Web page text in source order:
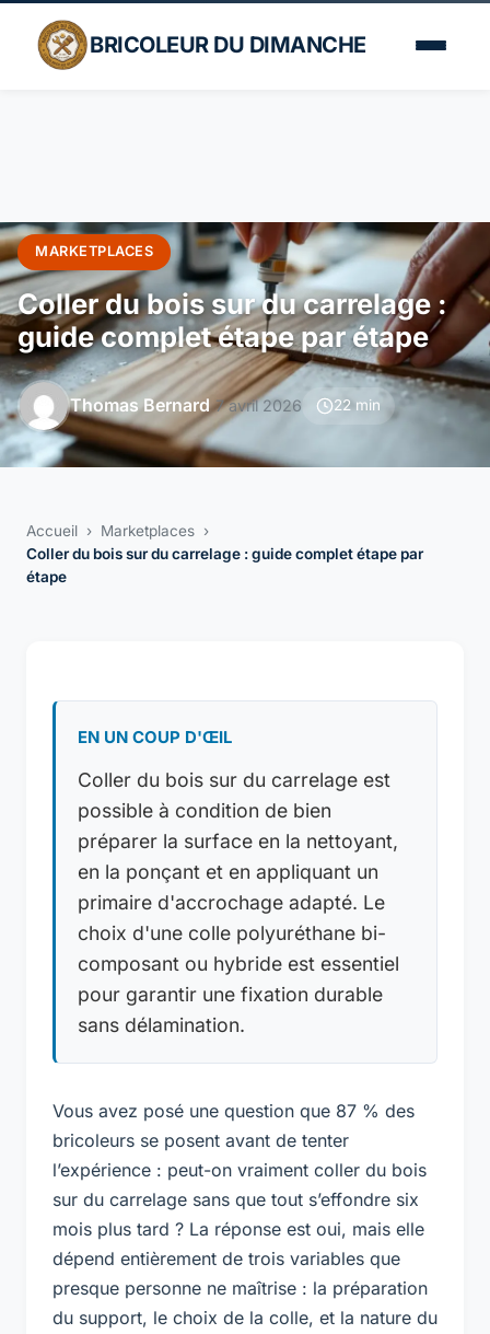
BRICOLEUR DU DIMANCHE
MARKETPLACES
Coller du bois sur du carrelage :
guide complet étape par étape
Thomas Bernard 7 avril 2026 22 min
Accueil › Marketplaces ›
Coller du bois sur du carrelage : guide complet étape par
étape
EN UN COUP D'ŒIL
Coller du bois sur du carrelage est
possible à condition de bien
préparer la surface en la nettoyant,
en la ponçant et en appliquant un
primaire d'accrochage adapté. Le
choix d'une colle polyuréthane bi-
composant ou hybride est essentiel
pour garantir une fixation durable
sans délamination.
Vous avez posé une question que 87 % des
bricoleurs se posent avant de tenter
l’expérience : peut-on vraiment coller du bois
sur du carrelage sans que tout s’effondre six
mois plus tard ? La réponse est oui, mais elle
dépend entièrement de trois variables que
presque personne ne maîtrise : la préparation
du support, le choix de la colle, et la nature du